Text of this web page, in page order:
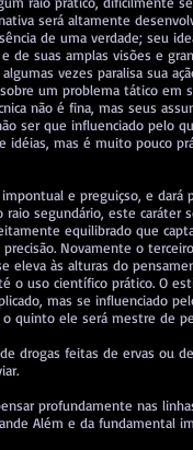
será altamente
de uma verdade; seu
de suas amplas visões e
vezes paralisa sua
um problema tático em
não é fina, mas seus
ser que influenciado pelo
idéias, mas é muito pouco
e preguiçso, e dará
raio segundário, este caráter
equilibrado que
Novamente o
eleva às alturas do
o uso científico prático. O
mas se influenciado
quinto ele será mestre de
drogas feitas de ervas ou
profundamente nas
Além e da fundamental